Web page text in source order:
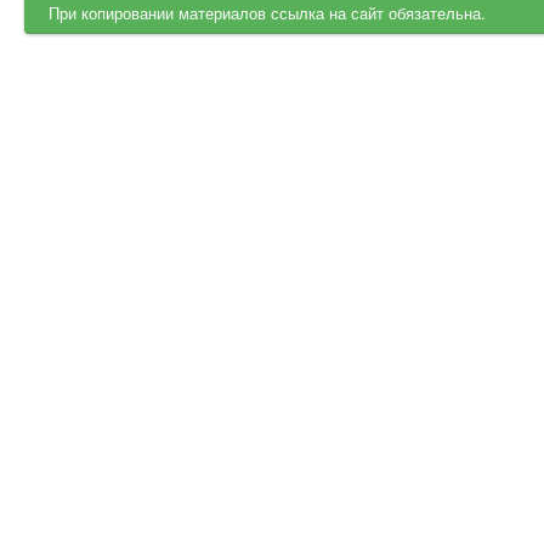
При копировании материалов ссылка на сайт обязательна.